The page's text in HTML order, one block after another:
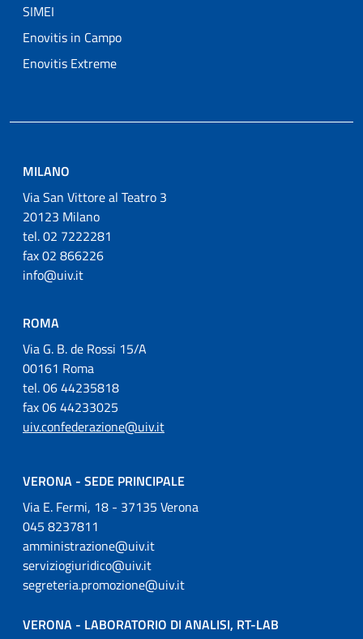
SIMEI
Enovitis in Campo
Enovitis Extreme
MILANO
Via San Vittore al Teatro 3
20123 Milano
tel. 02 7222281
fax 02 866226
info@uiv.it
ROMA
Via G. B. de Rossi 15/A
00161 Roma
tel. 06 44235818
fax 06 44233025
uiv.confederazione@uiv.it
VERONA - SEDE PRINCIPALE
Via E. Fermi, 18 - 37135 Verona
045 8237811
amministrazione@uiv.it
serviziogiuridico@uiv.it
segreteria.promozione@uiv.it
VERONA - LABORATORIO DI ANALISI, RT-LAB